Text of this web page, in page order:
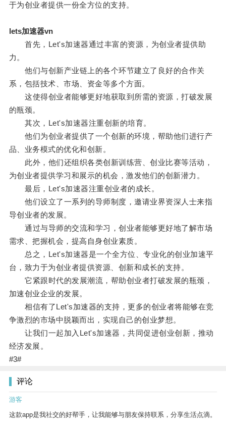
于为创业者提供一份全方位的支持。
lets加速器vn
首先，Let's加速器通过丰富的资源，为创业者提供助
力。
他们与创新产业链上的各个环节建立了良好的合作关
系，包括技术、市场、资金等多个方面。
这使得创业者能够更好地获取到所需的资源，打破发展
的瓶颈。
其次，Let's加速器注重创新的培育。
他们为创业者提供了一个创新的环境，帮助他们进行产
品、业务模式的优化和创新。
此外，他们还组织各类创新训练营、创业比赛等活动，
为创业者提供学习和展示的机会，激发他们的创新潜力。
最后，Let's加速器注重创业者的成长。
他们设立了一系列的导师制度，邀请业界资深人士来指
导创业者的发展。
通过与导师的交流和学习，创业者能够更好地了解市场
需求、把握机会，提高自身创业素质。
总之，Let's加速器是一个全方位、专业化的创业加速平
台，致力于为创业者提供资源、创新和成长的支持。
它紧跟时代的发展潮流，帮助创业者打破发展的瓶颈，
加速创业企业的发展。
相信有了Let's加速器的支持，更多的创业者将能够在竞
争激烈的市场中脱颖而出，实现自己的创业梦想。
让我们一起加入Let's加速器，共同促进创业创新，推动
经济发展。
#3#
评论
游客
这款app是我社交的好帮手，让我能够与朋友保持联系，分享生活点滴。